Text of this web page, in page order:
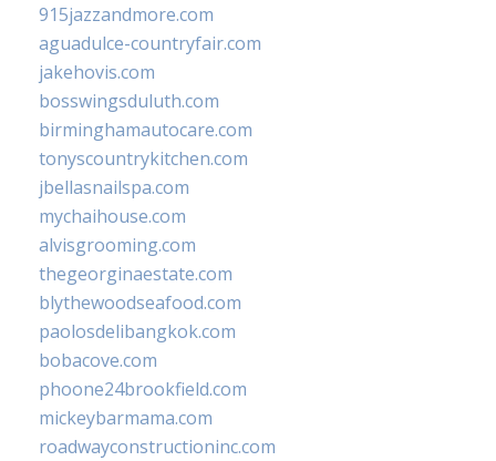
915jazzandmore.com
aguadulce-countryfair.com
jakehovis.com
bosswingsduluth.com
birminghamautocare.com
tonyscountrykitchen.com
jbellasnailspa.com
mychaihouse.com
alvisgrooming.com
thegeorginaestate.com
blythewoodseafood.com
paolosdelibangkok.com
bobacove.com
phoone24brookfield.com
mickeybarmama.com
roadwayconstructioninc.com